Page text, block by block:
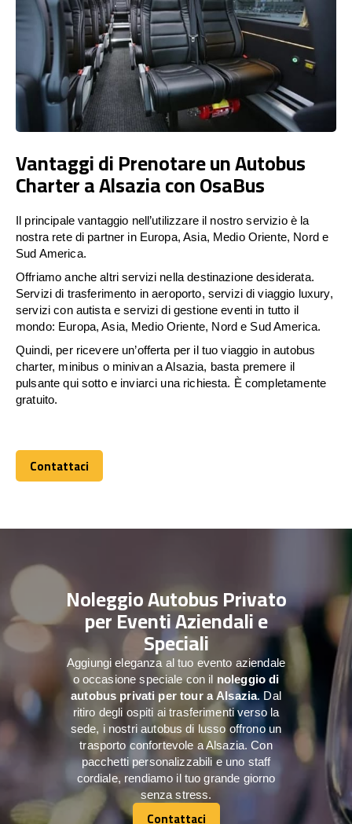
Vantaggi di Prenotare un Autobus
Charter a Alsazia con OsaBus
Il principale vantaggio nell’utilizzare il nostro servizio è la
nostra rete di partner in Europa, Asia, Medio Oriente, Nord e
Sud America.
Offriamo anche altri servizi nella destinazione desiderata.
Servizi di trasferimento in aeroporto, servizi di viaggio luxury,
servizi con autista e servizi di gestione eventi in tutto il
mondo: Europa, Asia, Medio Oriente, Nord e Sud America.
Quindi, per ricevere un’offerta per il tuo viaggio in autobus
charter, minibus o minivan a Alsazia, basta premere il
pulsante qui sotto e inviarci una richiesta. È completamente
gratuito.
Contattaci
Contattaci
Noleggio Autobus Privato
per Eventi Aziendali e
Speciali
Aggiungi eleganza al tuo evento aziendale
o occasione speciale con il noleggio di
autobus privati per tour a Alsazia. Dal
ritiro degli ospiti ai trasferimenti verso la
sede, i nostri autobus di lusso offrono un
trasporto confortevole a Alsazia. Con
pacchetti personalizzabili e uno staff
cordiale, rendiamo il tuo grande giorno
senza stress.
Contattaci